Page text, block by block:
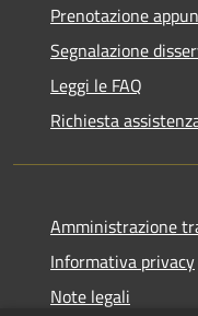
Prenotazione
Segnalazione
Leggi le FAQ
Richiesta
Amministrazione
Informativa privacy
Note legali